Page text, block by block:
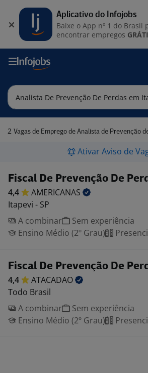
2 Vagas de Emprego de Analista de Prevenção de Perdas
Ativar Aviso de
Fiscal De Prevenção De
4,4
AMERICANAS
Itapevi - SP
A combinar
Sem experiência
Ensino Médio (2º Grau)
Fiscal De Prevenção De
4,4
ATACADAO
Todo Brasil
A combinar
Sem experiência
Ensino Médio (2º Grau)
Aplicativo do Infojobs
Baixe o App nº 1 do Brasil
encontrar empregos